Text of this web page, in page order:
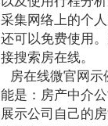
采集网络上的个
还可以免费使用
接搜索房在线。
房在线微官网
能是：房产中介
展示公司自己的